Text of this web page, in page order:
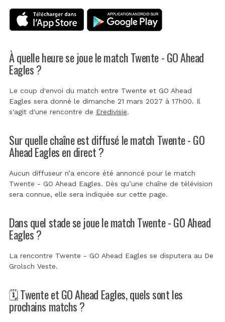
À quelle heure se joue le match Twente - GO Ahead
Eagles ?
Le coup d'envoi du match entre Twente et GO Ahead
Eagles sera donné le dimanche 21 mars 2027 à 17h00. Il
s'agit d'une rencontre de Eredivisie.
Sur quelle chaîne est diffusé le match Twente - GO
Ahead Eagles en direct ?
Aucun diffuseur n’a encore été annoncé pour le match
Twente - GO Ahead Eagles. Dès qu’une chaîne de télévision
sera connue, elle sera indiquée sur cette page.
Dans quel stade se joue le match Twente - GO Ahead
Eagles ?
La rencontre Twente - GO Ahead Eagles se disputera au De
Grolsch Veste.
🗓️ Twente et GO Ahead Eagles, quels sont les
prochains matchs ?